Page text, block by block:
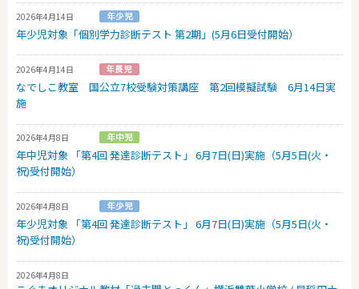
2026年4月14日
年少児対象「個別学力診断テスト 第2期」(5月6日受付開始）
2026年4月14日
なでしこ教室 国公立7校受験対策講座 第2回模擬試験 6月14日実
施
2026年4月8日
年中児対象 「第4回 発達診断テスト」 6月7日(日)実施（5月5日(火・
祝)受付開始）
2026年4月8日
年少児対象 「第4回 発達診断テスト」 6月7日(日)実施（5月5日(火・
祝)受付開始）
2026年4月8日